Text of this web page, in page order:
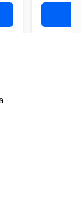
Opens in new
in new window